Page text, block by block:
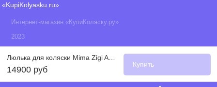
Люлька для коляски Mima Zigi Argento
14900 руб
Купить
«KupiKolyasku.ru»
Интернет-магазин «КупиКоляску.ру»
2023